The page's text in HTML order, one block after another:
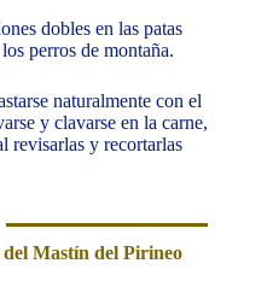
dobles en las patas
perros de montaña.
naturalmente con el
y clavarse en la carne,
revisarlas y recortarlas
del Mastín del Pirineo